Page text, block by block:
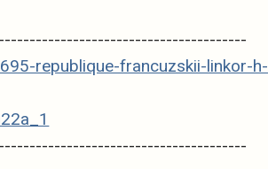
republique-francuzskii-linkor-h-